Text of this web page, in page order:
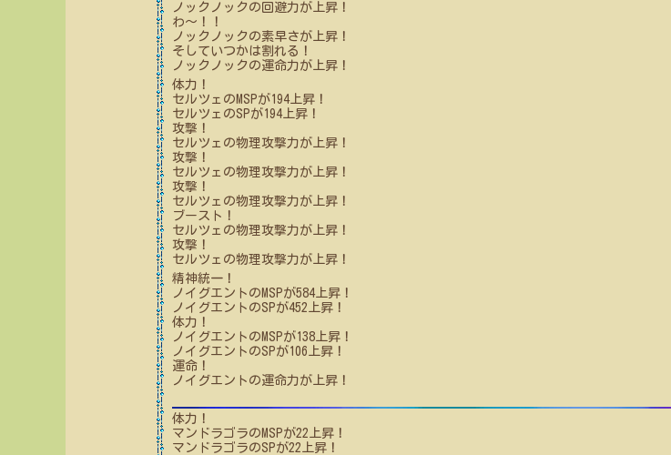
ノックノック の回避力が上昇！
わ～！！
ノックノック の素早さが上昇！
そしていつかは割れる！
ノックノック の運命力が上昇！
体力！
セルツェ のMSPが194上昇！
セルツェ のSPが194上昇！
攻撃！
セルツェ の物理攻撃力が上昇！
攻撃！
セルツェ の物理攻撃力が上昇！
攻撃！
セルツェ の物理攻撃力が上昇！
ブースト！
セルツェ の物理攻撃力が上昇！
攻撃！
セルツェ の物理攻撃力が上昇！
精神統一！
ノイグエント のMSPが584上昇！
ノイグエント のSPが452 上昇！
体力！
ノイグエント のMSPが138上昇！
ノイグエント のSPが106 上昇！
運命！
ノイグエント の運命力が上昇！
体力！
マンドラゴラのMSPが22 上昇！
マンドラゴラのSPが22 上昇！